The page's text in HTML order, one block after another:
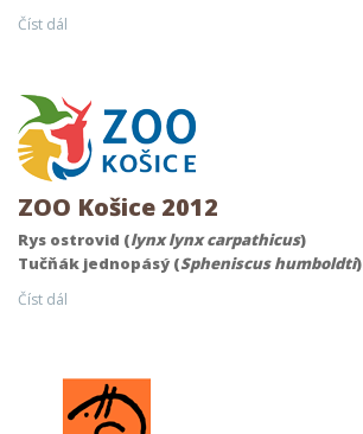
Číst dál
ZOO Košice 2012
Rys ostrovid (lynx lynx carpathicus)
Tučňák jednopásý (Spheniscus humboldti)
Číst dál